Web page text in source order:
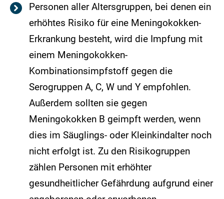
Personen aller Altersgruppen, bei denen ein
erhöhtes Risiko für eine Meningokokken-
Erkrankung besteht, wird die Impfung mit
einem Meningokokken-
Kombinationsimpfstoff gegen die
Serogruppen A, C, W und Y empfohlen.
Außerdem sollten sie gegen
Meningokokken B geimpft werden, wenn
dies im Säuglings- oder Kleinkindalter noch
nicht erfolgt ist. Zu den Risikogruppen
zählen Personen mit erhöhter
gesundheitlicher Gefährdung aufgrund einer